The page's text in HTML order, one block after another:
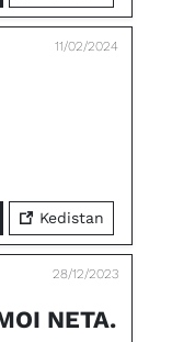
11/02/2024
Kedistan
28/12/2023
NETA.